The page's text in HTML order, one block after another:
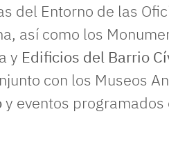
del Entorno de las
así como los
y Edificios del Barrio
con los Museos
y eventos